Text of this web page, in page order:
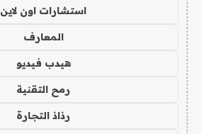
استشارات اون لاين
المعارف
هيدب فيديو
رمح التقنية
رذاذ التجارة